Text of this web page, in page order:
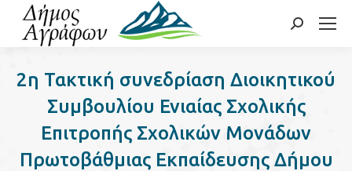
Search:
2η Τακτική συνεδρίαση Διοικητικού
Συμβουλίου Ενιαίας Σχολικής
Επιτροπής Σχολικών Μονάδων
Πρωτοβάθμιας Εκπαίδευσης Δήμου